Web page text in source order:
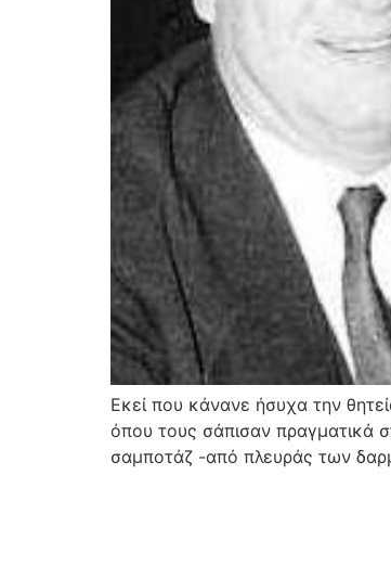
Εκεί που κάνανε ήσυχα την
όπου τους σάπισαν πραγματικά
σαμποτάζ -από πλευράς των